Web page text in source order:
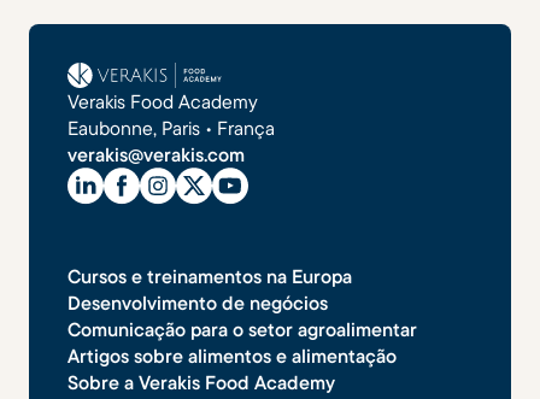
Verakis Food Academy
Eaubonne, Paris • França
verakis@verakis.com
Cursos e treinamentos na Europa
Desenvolvimento de negócios
Comunicação para o setor agroalimentar
Artigos sobre alimentos e alimentação
Sobre a Verakis Food Academy